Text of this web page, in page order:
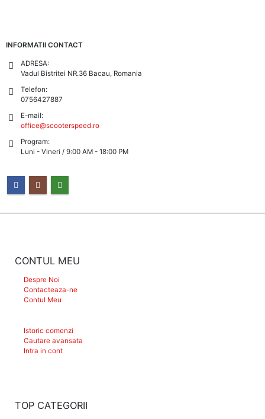
INFORMATII CONTACT
ADRESA:
Vadul Bistritei NR.36 Bacau, Romania
Telefon:
0756427887
E-mail:
office@scooterspeed.ro
Program:
Luni - Vineri / 9:00 AM - 18:00 PM
CONTUL MEU
Despre Noi
Contacteaza-ne
Contul Meu
Istoric comenzi
Cautare avansata
Intra in cont
TOP CATEGORII